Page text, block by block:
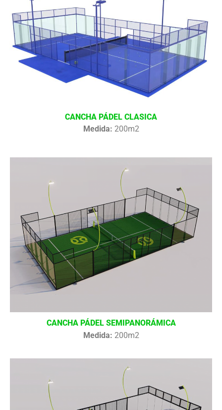
CANCHA PÁDEL CLASICA
Medida: 200m2
CANCHA PÁDEL SEMIPANORÁMICA
Medida: 200m2